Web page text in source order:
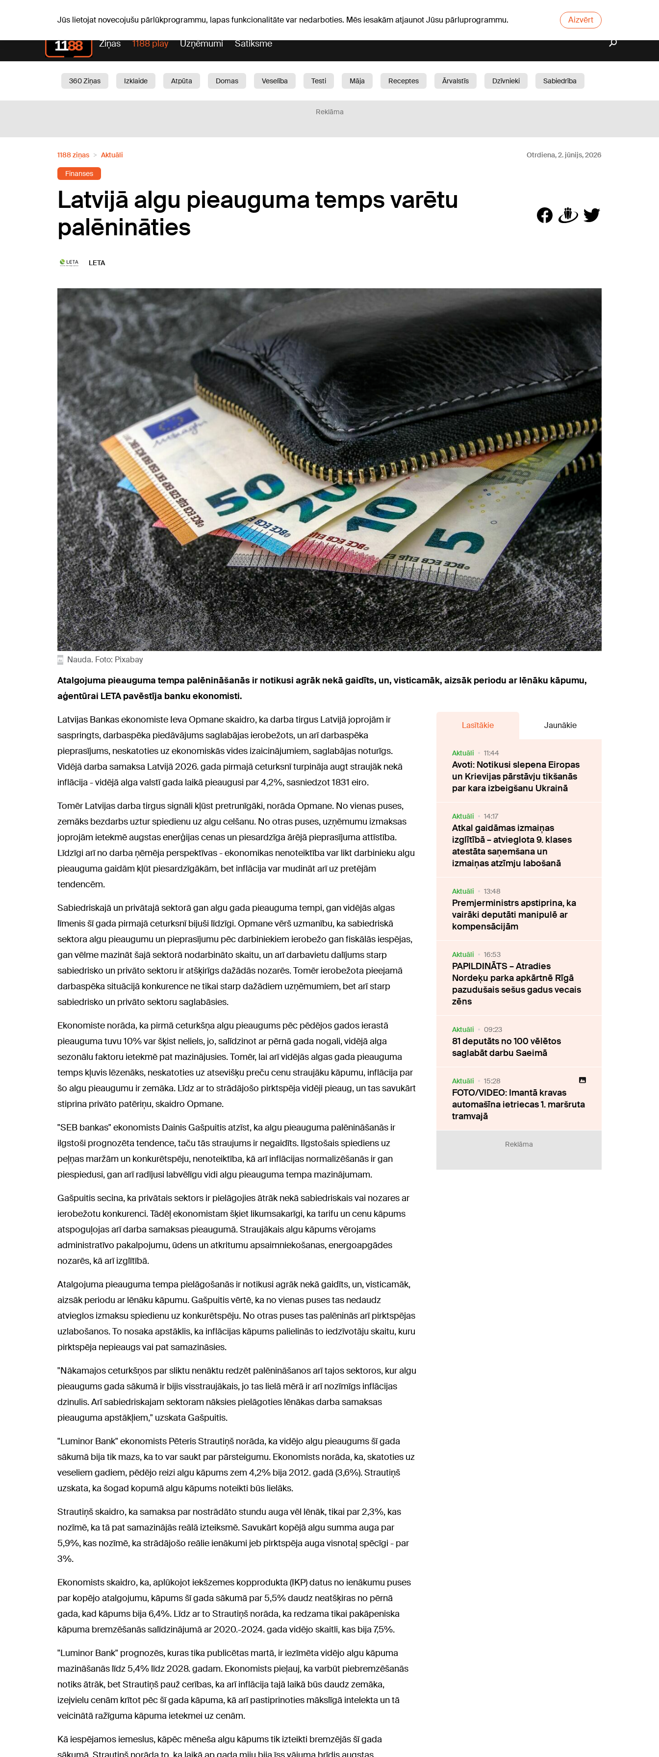
Jūs lietojat novecojušu pārlūkprogrammu, lapas funkcionalitāte var nedarboties. Mēs iesakām atjaunot Jūsu pārluprogrammu. Aizvērt
Ziņas 1188 play Uzņēmumi Satiksme
360 Ziņas Izklaide Atpūta Domas Veselība Testi Māja Receptes Ārvalstīs Dzīvnieki
Sabiedrība
Reklāma
1188 ziņas Aktuāli Otrdiena, 2. jūnijs, 2026
Finanses
Latvijā algu pieauguma temps varētu
palēnināties
LETA
Nauda. Foto: Pixabay
Atalgojuma pieauguma tempa palēnināšanās ir notikusi agrāk nekā gaidīts, un, visticamāk, aizsāk periodu ar lēnāku kāpumu,
aģentūrai LETA pavēstīja banku ekonomisti.
Latvijas Bankas ekonomiste Ieva Opmane skaidro, ka darba tirgus Latvijā joprojām ir
saspringts, darbaspēka piedāvājums saglabājas ierobežots, un arī darbaspēka
pieprasījums, neskatoties uz ekonomiskās vides izaicinājumiem, saglabājas noturīgs.
Vidējā darba samaksa Latvijā 2026. gada pirmajā ceturksnī turpināja augt straujāk nekā
inflācija - vidējā alga valstī gada laikā pieaugusi par 4,2%, sasniedzot 1831 eiro.
Tomēr Latvijas darba tirgus signāli kļūst pretrunīgāki, norāda Opmane. No vienas puses,
zemāks bezdarbs uztur spiedienu uz algu celšanu. No otras puses, uzņēmumu izmaksas
joprojām ietekmē augstas enerģijas cenas un piesardzīga ārējā pieprasījuma attīstība.
Līdzīgi arī no darba ņēmēja perspektīvas - ekonomikas nenoteiktība var likt darbinieku algu
pieauguma gaidām kļūt piesardzīgākām, bet inflācija var mudināt arī uz pretējām
tendencēm.
Sabiedriskajā un privātajā sektorā gan algu gada pieauguma tempi, gan vidējās algas
līmenis šī gada pirmajā ceturksnī bijuši līdzīgi. Opmane vērš uzmanību, ka sabiedriskā
sektora algu pieaugumu un pieprasījumu pēc darbiniekiem ierobežo gan fiskālās iespējas,
gan vēlme mazināt šajā sektorā nodarbināto skaitu, un arī darbavietu dalījums starp
sabiedrisko un privāto sektoru ir atšķirīgs dažādās nozarēs. Tomēr ierobežota pieejamā
darbaspēka situācijā konkurence ne tikai starp dažādiem uzņēmumiem, bet arī starp
sabiedrisko un privāto sektoru saglabāsies.
Ekonomiste norāda, ka pirmā ceturkšņa algu pieaugums pēc pēdējos gados ierastā
pieauguma tuvu 10% var šķist neliels, jo, salīdzinot ar pērnā gada nogali, vidējā alga
sezonālu faktoru ietekmē pat mazinājusies. Tomēr, lai arī vidējās algas gada pieauguma
temps kļuvis lēzenāks, neskatoties uz atsevišķu preču cenu straujāku kāpumu, inflācija par
šo algu pieaugumu ir zemāka. Līdz ar to strādājošo pirktspēja vidēji pieaug, un tas savukārt
stiprina privāto patēriņu, skaidro Opmane.
"SEB bankas" ekonomists Dainis Gašpuitis atzīst, ka algu pieauguma palēnināšanās ir
ilgstoši prognozēta tendence, taču tās straujums ir negaidīts. Ilgstošais spiediens uz
peļņas maržām un konkurētspēju, nenoteiktība, kā arī inflācijas normalizēšanās ir gan
piespiedusi, gan arī radījusi labvēlīgu vidi algu pieauguma tempa mazinājumam.
Gašpuitis secina, ka privātais sektors ir pielāgojies ātrāk nekā sabiedriskais vai nozares ar
ierobežotu konkurenci. Tādēļ ekonomistam šķiet likumsakarīgi, ka tarifu un cenu kāpums
atspoguļojas arī darba samaksas pieaugumā. Straujākais algu kāpums vērojams
administratīvo pakalpojumu, ūdens un atkritumu apsaimniekošanas, energoapgādes
nozarēs, kā arī izglītībā.
Atalgojuma pieauguma tempa pielāgošanās ir notikusi agrāk nekā gaidīts, un, visticamāk,
aizsāk periodu ar lēnāku kāpumu. Gašpuitis vērtē, ka no vienas puses tas nedaudz
atvieglos izmaksu spiedienu uz konkurētspēju. No otras puses tas palēninās arī pirktspējas
uzlabošanos. To nosaka apstāklis, ka inflācijas kāpums palielinās to iedzīvotāju skaitu, kuru
pirktspēja nepieaugs vai pat samazināsies.
"Nākamajos ceturkšņos par sliktu nenāktu redzēt palēnināšanos arī tajos sektoros, kur algu
pieaugums gada sākumā ir bijis visstraujākais, jo tas lielā mērā ir arī nozīmīgs inflācijas
dzinulis. Arī sabiedriskajam sektoram nāksies pielāgoties lēnākas darba samaksas
pieauguma apstākļiem," uzskata Gašpuitis.
"Luminor Bank" ekonomists Pēteris Strautiņš norāda, ka vidējo algu pieaugums šī gada
sākumā bija tik mazs, ka to var saukt par pārsteigumu. Ekonomists norāda, ka, skatoties uz
veseliem gadiem, pēdējo reizi algu kāpums zem 4,2% bija 2012. gadā (3,6%). Strautiņš
uzskata, ka šogad kopumā algu kāpums noteikti būs lielāks.
Strautiņš skaidro, ka samaksa par nostrādāto stundu auga vēl lēnāk, tikai par 2,3%, kas
nozīmē, ka tā pat samazinājās reālā izteiksmē. Savukārt kopējā algu summa auga par
5,9%, kas nozīmē, ka strādājošo reālie ienākumi jeb pirktspēja auga visnotaļ spēcīgi - par
3%.
Ekonomists skaidro, ka, aplūkojot iekšzemes kopprodukta (IKP) datus no ienākumu puses
par kopējo atalgojumu, kāpums šī gada sākumā par 5,5% daudz neatšķiras no pērnā
gada, kad kāpums bija 6,4%. Līdz ar to Strautiņš norāda, ka redzama tikai pakāpeniska
kāpuma bremzēšanās salīdzinājumā ar 2020.-2024. gada vidējo skaitli, kas bija 7,5%.
"Luminor Bank" prognozēs, kuras tika publicētas martā, ir iezīmēta vidējo algu kāpuma
mazināšanās līdz 5,4% līdz 2028. gadam. Ekonomists pieļauj, ka varbūt piebremzēšanās
notiks ātrāk, bet Strautiņš pauž cerības, ka arī inflācija tajā laikā būs daudz zemāka,
izejvielu cenām krītot pēc šī gada kāpuma, kā arī pastiprinoties mākslīgā intelekta un tā
veicinātā ražīguma kāpuma ietekmei uz cenām.
Kā iespējamos iemeslus, kāpēc mēneša algu kāpums tik izteikti bremzējās šī gada
Lasītākie Jaunākie
Aktuāli 11:44
Avoti: Notikusi slepena Eiropas
un Krievijas pārstāvju tikšanās
par kara izbeigšanu Ukrainā
Aktuāli 14:17
Atkal gaidāmas izmaiņas
izglītībā – atvieglota 9. klases
atestāta saņemšana un
izmaiņas atzīmju labošanā
Aktuāli 13:48
Premjerministrs apstiprina, ka
vairāki deputāti manipulē ar
kompensācijām
Aktuāli 16:53
PAPILDINĀTS – Atradies
Nordeķu parka apkārtnē Rīgā
pazudušais sešus gadus vecais
zēns
Aktuāli 09:23
81 deputāts no 100 vēlētos
saglabāt darbu Saeimā
Aktuāli 15:28
FOTO/VIDEO: Imantā kravas
automašīna ietriecas 1. maršruta
tramvajā
Reklāma